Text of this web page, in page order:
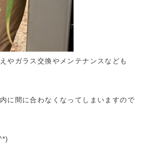
やガラス交換やメンテナンスなども
に間に合わなくなってしまいますので